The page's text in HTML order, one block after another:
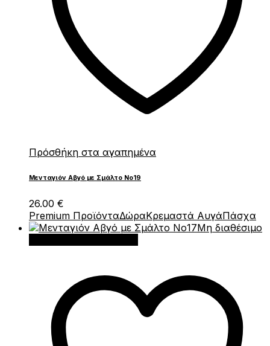
Πρόσθήκη στα αγαπημένα
Μενταγιόν Αβγό με Σμάλτο Νο19
26.00 €
Premium ΠροϊόνταΔώραΚρεμαστά ΑυγάΠάσχα
Μη διαθέσιμο